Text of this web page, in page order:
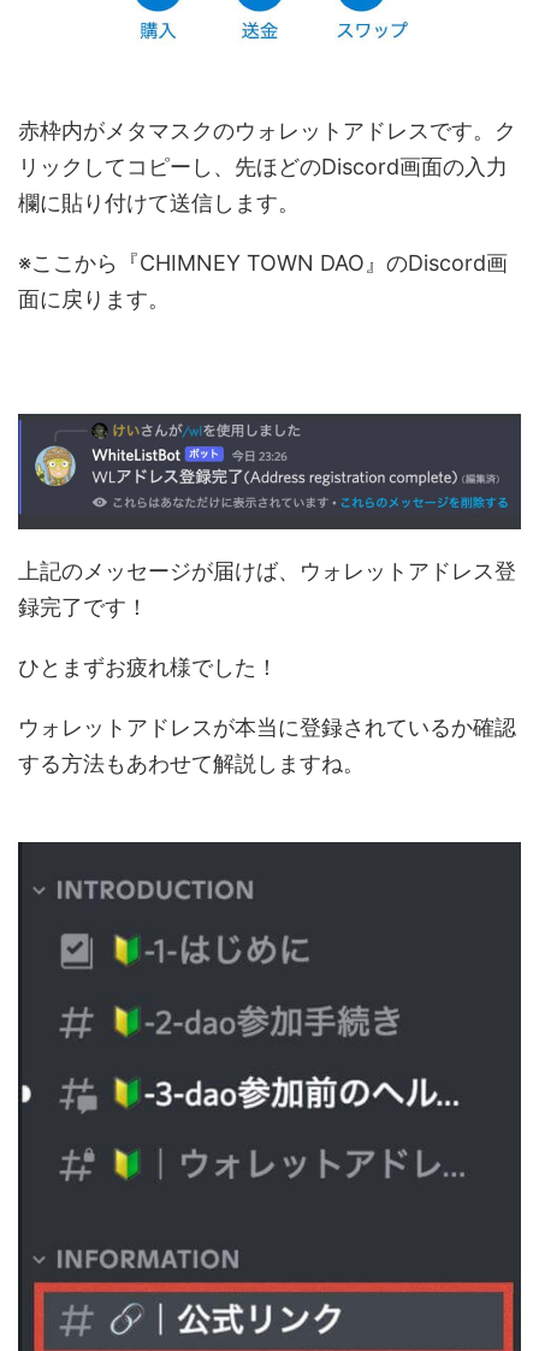
赤枠内がメタマスクのウォレットアドレスです。ク
リックしてコピーし、先ほどのDiscord画面の入力
欄に貼り付けて送信します。
※ここから『CHIMNEY TOWN DAO』のDiscord画
面に戻ります。
上記のメッセージが届けば、ウォレットアドレス登
録完了です！
ひとまずお疲れ様でした！
ウォレットアドレスが本当に登録されているか確認
する方法もあわせて解説しますね。